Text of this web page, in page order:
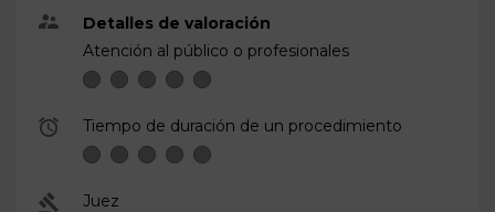
Detalles de valoración
Atención al público o profesionales
Tiempo de duración de un procedimiento
Juez